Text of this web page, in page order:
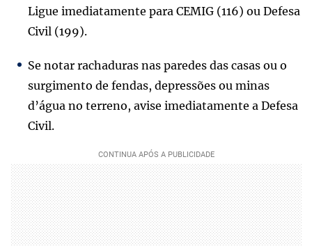
Ligue imediatamente para CEMIG (116) ou Defesa
Civil (199).
Se notar rachaduras nas paredes das casas ou o
surgimento de fendas, depressões ou minas
d’água no terreno, avise imediatamente a Defesa
Civil.